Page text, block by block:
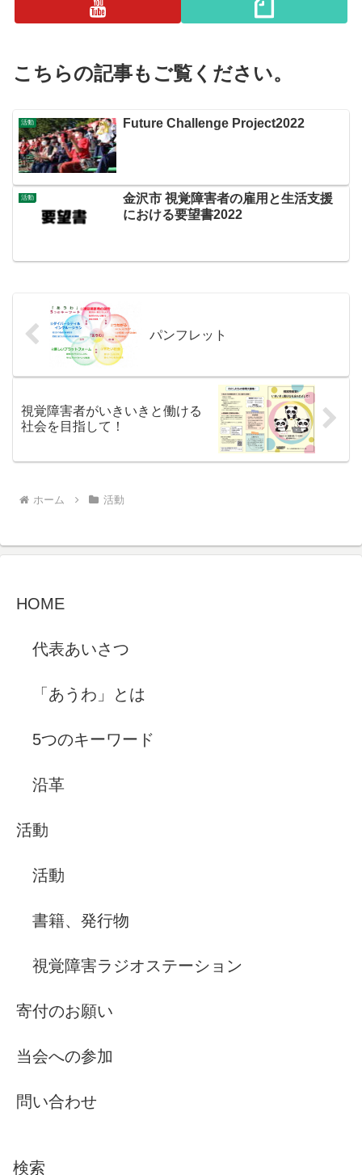
こちらの記事もご覧ください。
活動 Future Challenge Project2022
活動
金沢市 視覚障害者の雇用と生活支援
における要望書2022
パンフレット
視覚障害者がいきいきと働ける
社会を目指して！
ホーム 活動
HOME
代表あいさつ
「あうわ」とは
5つのキーワード
沿革
活動
活動
書籍、発行物
視覚障害ラジオステーション
寄付のお願い
当会への参加
問い合わせ
検索